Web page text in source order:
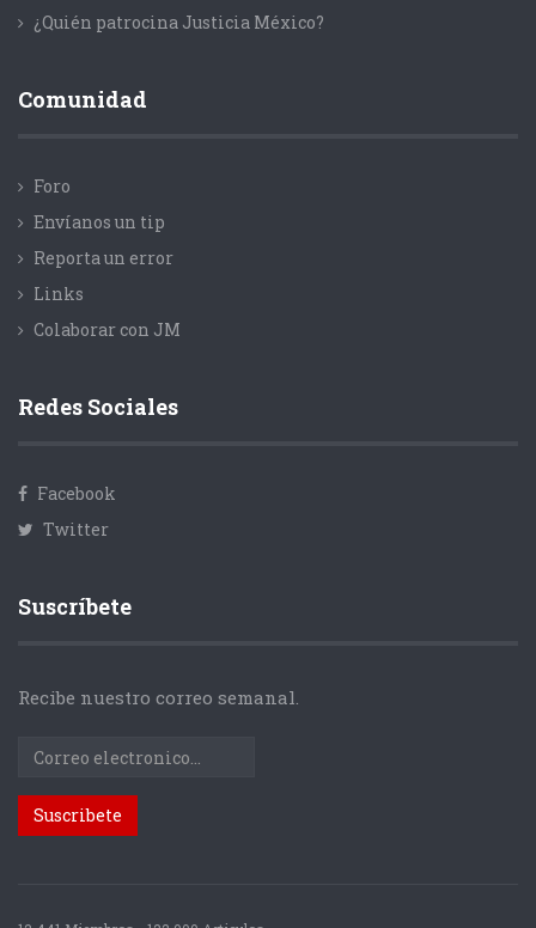
¿Quién patrocina Justicia México?
Comunidad
Foro
Envíanos un tip
Reporta un error
Links
Colaborar con JM
Redes Sociales
Facebook
Twitter
Suscríbete
Recibe nuestro correo semanal.